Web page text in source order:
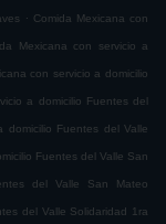
. Comida Mexicana con
Mexicana con servicio a
con servicio a domicilio
a domicilio Fuentes del
domicilio Fuentes del Valle
Fuentes del Valle San
del Valle San Mateo
del Valle Solidaridad 1ra